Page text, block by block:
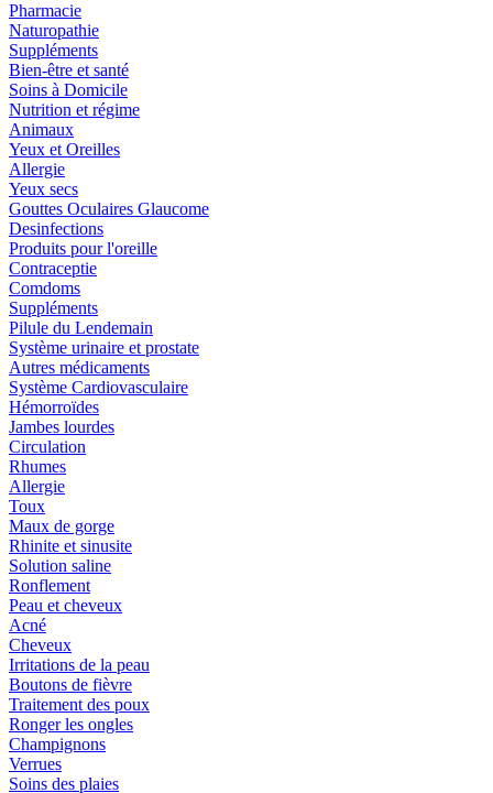
Pharmacie
Naturopathie
Suppléments
Bien-être et santé
Soins à Domicile
Nutrition et régime
Animaux
Yeux et Oreilles
Allergie
Yeux secs
Gouttes Oculaires Glaucome
Desinfections
Produits pour l'oreille
Contraceptie
Comdoms
Suppléments
Pilule du Lendemain
Système urinaire et prostate
Autres médicaments
Système Cardiovasculaire
Hémorroïdes
Jambes lourdes
Circulation
Rhumes
Allergie
Toux
Maux de gorge
Rhinite et sinusite
Solution saline
Ronflement
Peau et cheveux
Acné
Cheveux
Irritations de la peau
Boutons de fièvre
Traitement des poux
Ronger les ongles
Champignons
Verrues
Soins des plaies